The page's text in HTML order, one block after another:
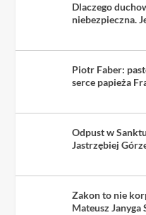
Dlaczego
niebezpieczna.
Piotr Faber:
serce papieża
Odpust w
Jastrzębiej
Zakon to nie
Mateusz Janyga